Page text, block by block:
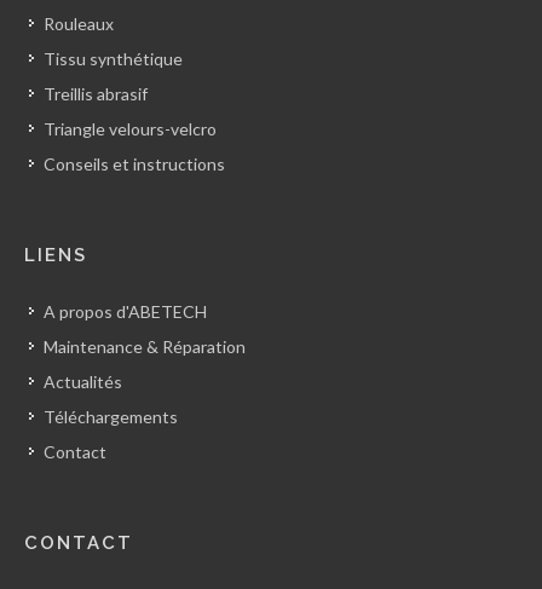
Rouleaux
Tissu synthétique
Treillis abrasif
Triangle velours-velcro
Conseils et instructions
LIENS
A propos d'ABETECH
Maintenance & Réparation
Actualités
Téléchargements
Contact
CONTACT